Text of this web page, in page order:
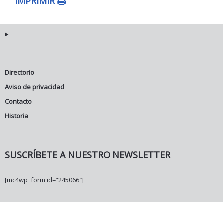
Directorio
Aviso de privacidad
Contacto
Historia
SUSCRÍBETE A NUESTRO NEWSLETTER
[mc4wp_form id=”245066″]